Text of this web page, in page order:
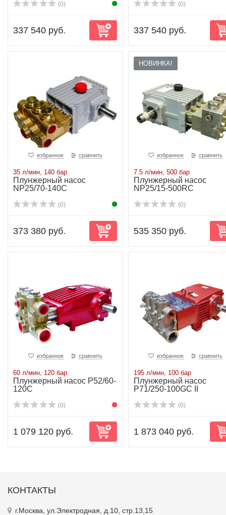
(0)
337 540 руб.
(0)
337 540 руб.
избранное сравнить
35 л/мин, 140 бар
Плунжерный насос
NP25/70-140C
(0)
373 380 руб.
НОВИНКА!
избранное сравнить
7.5 л/мин, 500 бар
Плунжерный насос
NP25/15-500RC
(0)
535 350 руб.
избранное сравнить
60 л/мин, 120 бар
Плунжерный насос P52/60-
120C
(0)
1 079 120 руб.
избранное сравнить
195 л/мин, 100 бар
Плунжерный насос
P71/250-100GC II
(0)
1 873 040 руб.
КОНТАКТЫ
г.Москва, ул.Электродная, д.10, стр.13,15